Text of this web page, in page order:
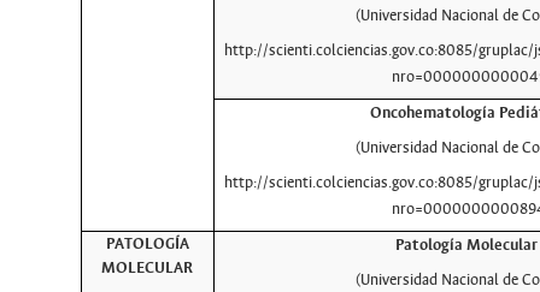
(Universidad Nacional de
http://scienti.colciencias.gov.co:8085/gruplac/
Oncohematología
(Universidad Nacional de
http://scienti.colciencias.gov.co:8085/gruplac/
PATOLOGÍA
MOLECULAR
Patología Molecular
(Universidad Nacional de